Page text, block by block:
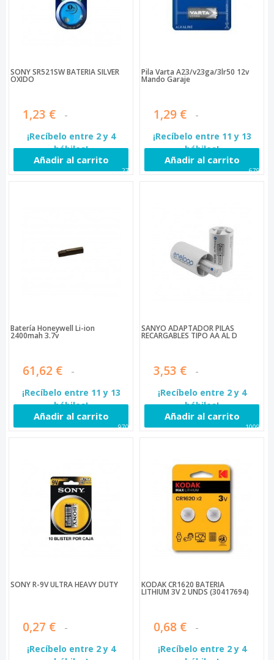
SONY SR521SW BATERÍA SILVER
OXIDO
1,23 €
¡Recíbelo entre 2 y 4
hábiles!
Añadir al carrito
274
Pila Varta A23/v23ga/3lr50 12v
Mando Garaje
1,29 €
¡Recíbelo entre 11 y 13
hábiles!
Añadir al carrito
6791
Batería Honeywell Li-ion
2400mah 3.7v
61,62 €
¡Recíbelo entre 11 y 13
hábiles!
Añadir al carrito
9702
SANYO ADAPTADOR PILAS
RECARGABLES TIPO AA AL D
3,53 €
¡Recíbelo entre 2 y 4
hábiles!
Añadir al carrito
10095
SONY R-9V ULTRA HEAVY DUTY
0,27 €
¡Recíbelo entre 2 y 4
KODAK CR1620 BATERÍA
LITHIUM 3V 2 UNDS (30417694)
0,68 €
¡Recíbelo entre 2 y 4